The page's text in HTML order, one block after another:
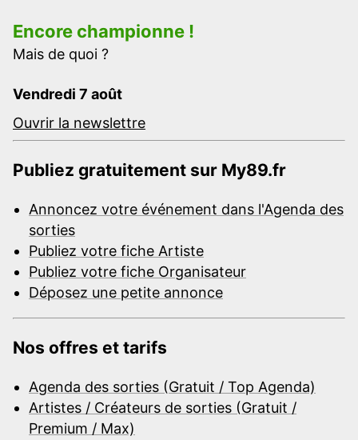
Encore championne !
Mais de quoi ?
Vendredi 7 août
Ouvrir la newslettre
Publiez gratuitement sur My89.fr
Annoncez votre événement dans l'Agenda des
sorties
Publiez votre fiche Artiste
Publiez votre fiche Organisateur
Déposez une petite annonce
Nos offres et tarifs
Agenda des sorties (Gratuit / Top Agenda)
Artistes / Créateurs de sorties (Gratuit /
Premium / Max)